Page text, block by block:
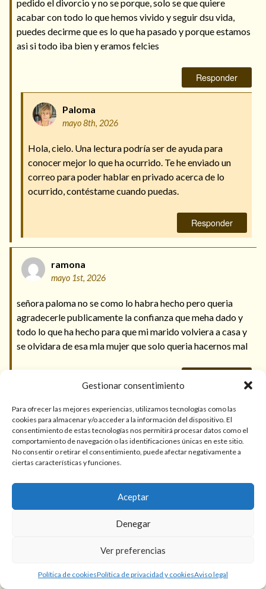
Gestionar consentimiento
Para ofrecer las mejores experiencias, utilizamos tecnologías como las
cookies para almacenar y/o acceder a la información del dispositivo. El
consentimiento de estas tecnologías nos permitirá procesar datos como el
comportamiento de navegación o las identificaciones únicas en este sitio.
No consentir o retirar el consentimiento, puede afectar negativamente a
ciertas características y funciones.
Aceptar
Denegar
Ver preferencias
Política de cookiesPolítica de privacidad y cookiesAviso legal
pedido el divorcio y no se porque, solo se que quiere
acabar con todo lo que hemos vivido y seguir dsu vida,
puedes decirme que es lo que ha pasado y porque estamos
asi si todo iba bien y eramos felcies
Responder
Paloma
mayo 8th, 2026
Hola, cielo. Una lectura podría ser de ayuda para
conocer mejor lo que ha ocurrido. Te he enviado un
correo para poder hablar en privado acerca de lo
ocurrido, contéstame cuando puedas.
Responder
ramona
mayo 1st, 2026
señora paloma no se como lo habra hecho pero queria
agradecerle publicamente la confianza que meha dado y
todo lo que ha hecho para que mi marido volviera a casa y
se olvidara de esa mla mujer que solo queria hacernos mal
Paloma
mayo 3rd, 2026
Hola Ramona. Hay personas malintencionadas, pero
has sido muy valiente al luchar por tu relación. Ha sido
Responder
linda.lindita